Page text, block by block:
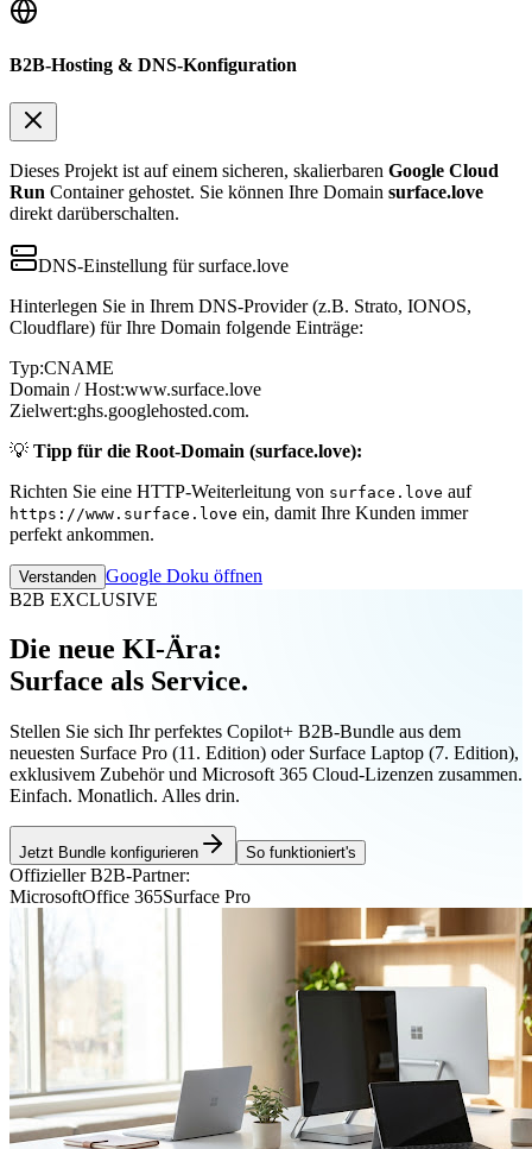
B2B-Hosting & DNS-Konfiguration
Dieses Projekt ist auf einem sicheren, skalierbaren Google Cloud
Run Container gehostet. Sie können Ihre Domain surface.love
direkt darüberschalten.
DNS-Einstellung für surface.love
Hinterlegen Sie in Ihrem DNS-Provider (z.B. Strato, IONOS,
Cloudflare) für Ihre Domain folgende Einträge:
Typ:CNAME
Domain / Host:www.surface.love
Zielwert:ghs.googlehosted.com.
💡 Tipp für die Root-Domain (surface.love):
Richten Sie eine HTTP-Weiterleitung von surface.love auf
https://www.surface.love ein, damit Ihre Kunden immer
perfekt ankommen.
Verstanden Google Doku öffnen
B2B EXCLUSIVE
Die neue KI-Ära:
Surface als Service.
Stellen Sie sich Ihr perfektes Copilot+ B2B-Bundle aus dem
neuesten Surface Pro (11. Edition) oder Surface Laptop (7. Edition),
exklusivem Zubehör und Microsoft 365 Cloud-Lizenzen zusammen.
Einfach. Monatlich. Alles drin.
Jetzt Bundle konfigurieren So funktioniert's
Offizieller B2B-Partner:
MicrosoftOffice 365Surface Pro